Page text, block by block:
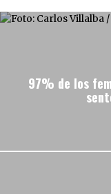
97% de los